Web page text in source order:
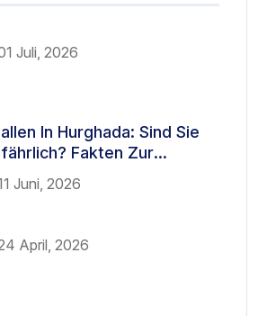
Juli, 2026
In Hurghada: Sind Sie
Fakten Zur
Die Jeder
Kennen Sollte
Juni, 2026
April, 2026